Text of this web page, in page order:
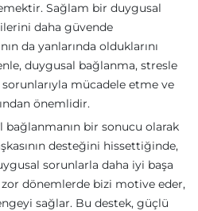
Sağlam bir duygusal
daha güvende
da yanlarında olduklarını
duygusal bağlanma, stresle
sorunlarıyla mücadele etme ve
önemlidir.
bağlanmanın bir sonucu olarak
desteğini hissettiğinde,
sorunlarla daha iyi başa
dönemlerde bizi motive eder,
sağlar. Bu destek, güçlü